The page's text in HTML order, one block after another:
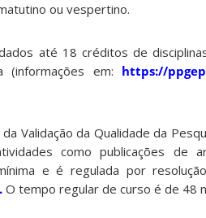
ou vespertino.
até 18 créditos de
(informações em: https://
Validação da Qualidade da
como publicações de
e é regulada por
O tempo regular de curso é de 48